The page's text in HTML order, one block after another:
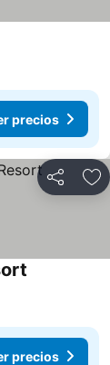
precios
Compartir
precios